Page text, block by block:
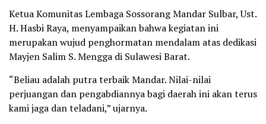
Ketua Komunitas Lembaga Sossorang Mandar Sulbar, Ust.
H. Hasbi Raya, menyampaikan bahwa kegiatan ini
merupakan wujud penghormatan mendalam atas dedikasi
Mayjen Salim S. Mengga di Sulawesi Barat.
“Beliau adalah putra terbaik Mandar. Nilai-nilai
perjuangan dan pengabdiannya bagi daerah ini akan terus
kami jaga dan teladani,” ujarnya.